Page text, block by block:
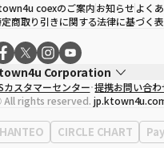
coexのご案内お知らせよく
商取り引きに関する法律に基づく
Corporation
取締役
ソン・ヒョミン
業者登録番号120-87-71116
0120-23-7523
務所住所
ソウル特別市江南区永
カスタマーセンター 提携お問い合わ
rights reserved.
HANTEO CIRCLE CHART